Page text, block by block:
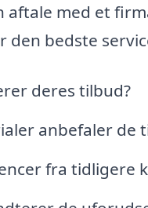
aftale med et
den bedste
deres tilbud?
anbefaler de
fra tidligere